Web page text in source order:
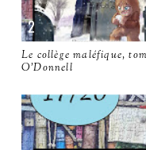
Le collège maléfique,
O'Donnell